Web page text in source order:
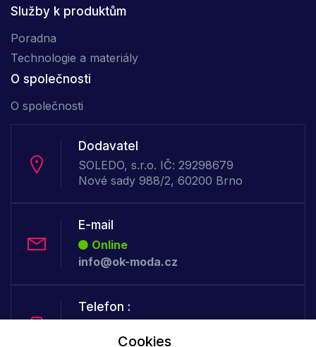
Služby k produktům
Poradna
Technologie a materiály
O společnosti
O společnosti
Dodavatel
SOLEDO, s.r.o. IČ: 29298679
Nové sady 988/2, 60200 Brno
E-mail
Online
info@ok-moda.cz
Telefon :
+420 702 000 160
Cookies